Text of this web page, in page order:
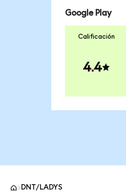
Google Play
Calificación
4.4
DNT/LADYS